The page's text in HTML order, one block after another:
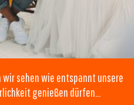
wir sehen wie entspannt unsere
genießen dürfen…